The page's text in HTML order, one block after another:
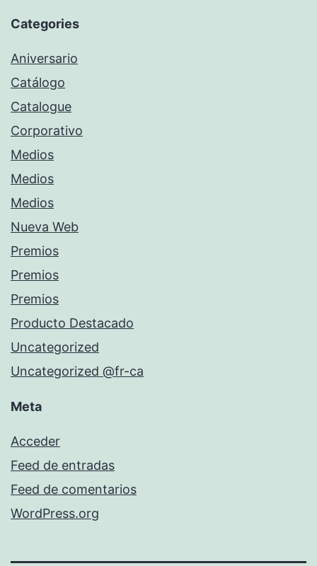
Categories
Aniversario
Catálogo
Catalogue
Corporativo
Medios
Medios
Medios
Nueva Web
Premios
Premios
Premios
Producto Destacado
Uncategorized
Uncategorized @fr-ca
Meta
Acceder
Feed de entradas
Feed de comentarios
WordPress.org